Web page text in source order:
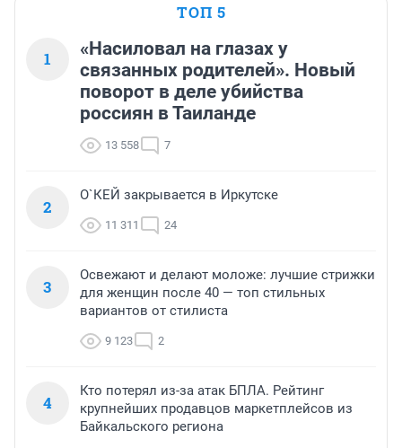
ТОП 5
1
«Насиловал на глазах у
связанных родителей». Новый
поворот в деле убийства
россиян в Таиланде
13 558 7
2
О`КЕЙ закрывается в Иркутске
11 311 24
3
Освежают и делают моложе: лучшие стрижки
для женщин после 40 — топ стильных
вариантов от стилиста
9 123 2
4
Кто потерял из-за атак БПЛА. Рейтинг
крупнейших продавцов маркетплейсов из
Байкальского региона